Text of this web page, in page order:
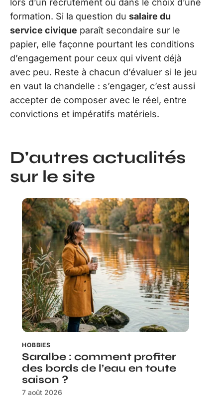
lors d’un recrutement ou dans le choix d’une
formation. Si la question du salaire du
service civique paraît secondaire sur le
papier, elle façonne pourtant les conditions
d’engagement pour ceux qui vivent déjà
avec peu. Reste à chacun d’évaluer si le jeu
en vaut la chandelle : s’engager, c’est aussi
accepter de composer avec le réel, entre
convictions et impératifs matériels.
D'autres actualités
sur le site
HOBBIES
Saralbe : comment profiter
des bords de l’eau en toute
saison ?
7 août 2026